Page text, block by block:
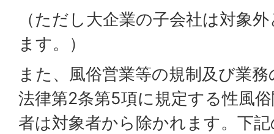
（ただし大企業の子会社は対象
ます。）
また、風俗営業等の規制及び業
法律第2条第5項に規定する性風
者は対象者から除かれます。下